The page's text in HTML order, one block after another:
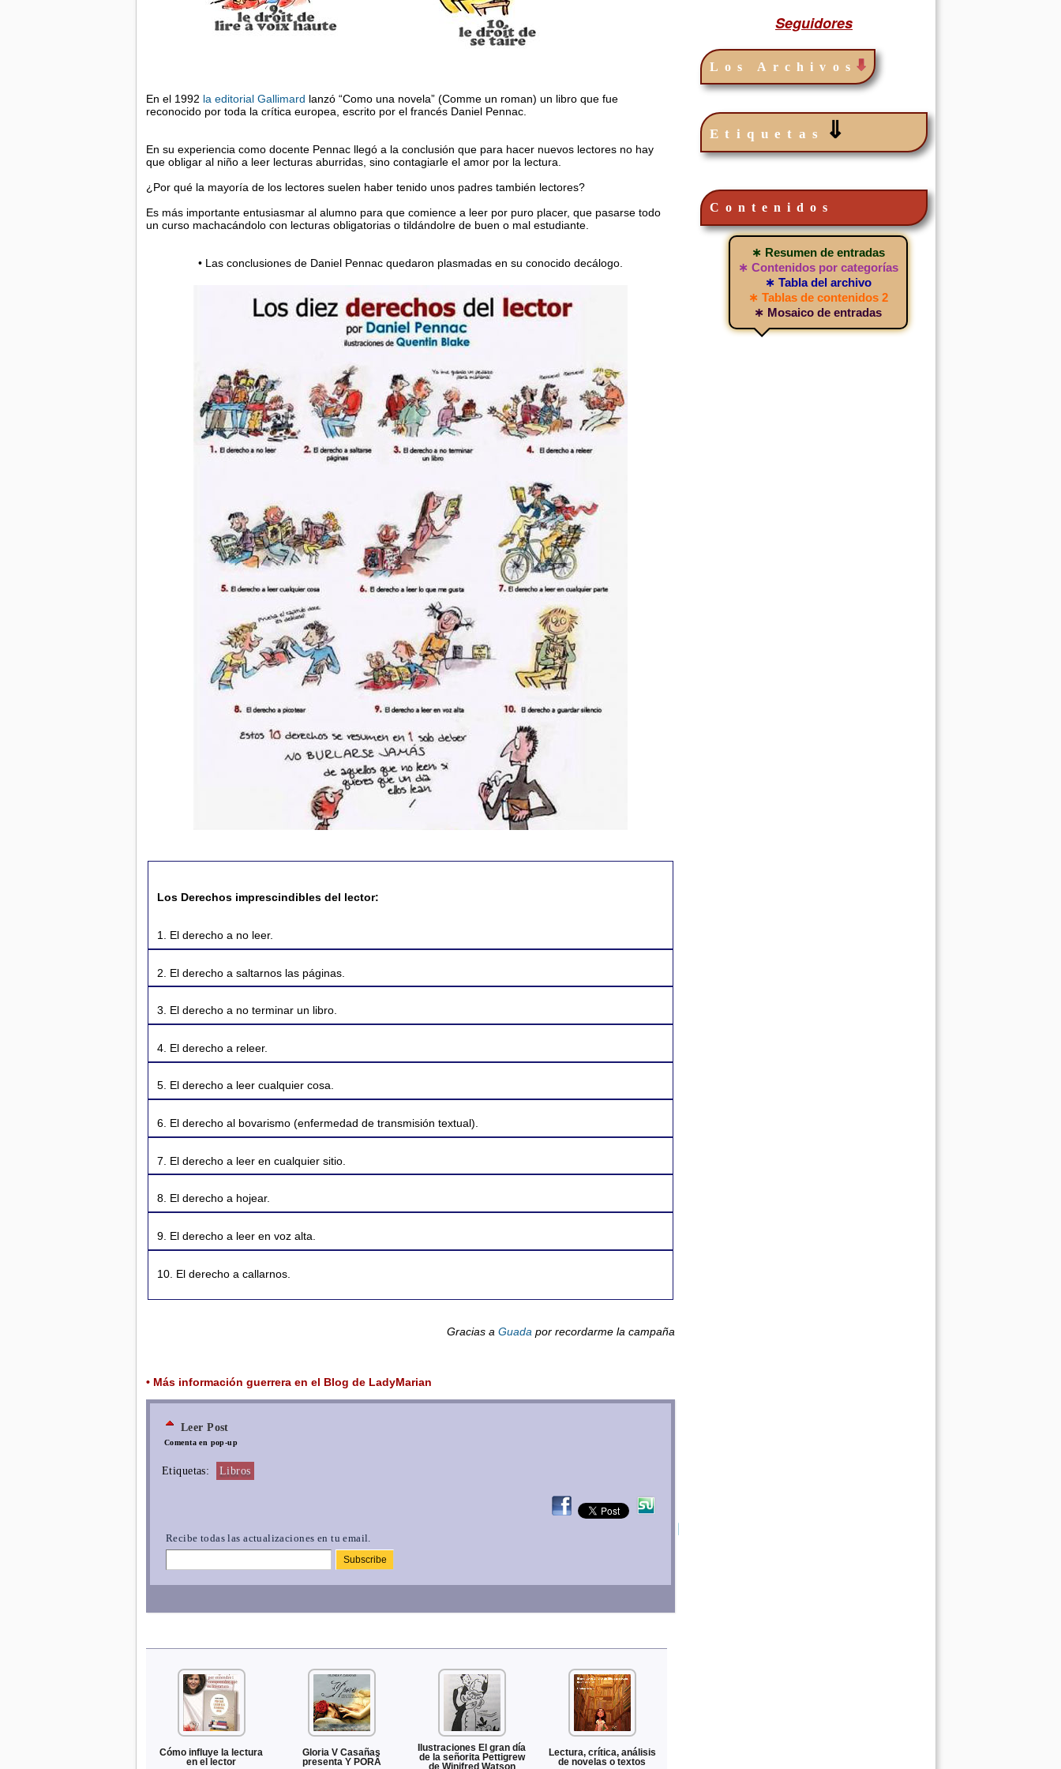
En el 1992 la editorial Gallimard lanzó “Como una novela” (Comme un roman) un libro que fue
reconocido por toda la crítica europea, escrito por el francés Daniel Pennac.
En su experiencia como docente Pennac llegó a la conclusión que para hacer nuevos lectores no hay
que obligar al niño a leer lecturas aburridas, sino contagiarle el amor por la lectura.
¿Por qué la mayoría de los lectores suelen haber tenido unos padres también lectores?
Es más importante entusiasmar al alumno para que comience a leer por puro placer, que pasarse todo
un curso machacándolo con lecturas obligatorias o tildándolre de buen o mal estudiante.
• Las conclusiones de Daniel Pennac quedaron plasmadas en su conocido decálogo.
Los Derechos imprescindibles del lector:
1. El derecho a no leer.
2. El derecho a saltarnos las páginas.
3. El derecho a no terminar un libro.
4. El derecho a releer.
5. El derecho a leer cualquier cosa.
6. El derecho al bovarismo (enfermedad de transmisión textual).
7. El derecho a leer en cualquier sitio.
8. El derecho a hojear.
9. El derecho a leer en voz alta.
10. El derecho a callarnos.
Gracias a Guada por recordarme la campaña
• Más información guerrera en el Blog de LadyMarian
Leer Post
Comenta en pop-up
Etiquetas: Libros
Recibe todas las actualizaciones en tu email.
Cómo influye la lectura
en el lector
Gloria V Casañas
presenta Y PORÂ
Ilustraciones El gran día
de la señorita Pettigrew
Lectura, crítica, análisis
de novelas o textos
Seguidores
Los Archivos
Etiquetas ⇓
Contenidos
∗ Resumen de entradas
∗ Contenidos por categorías
∗ Tabla del archivo
∗ Tablas de contenidos 2
∗ Mosaico de entradas